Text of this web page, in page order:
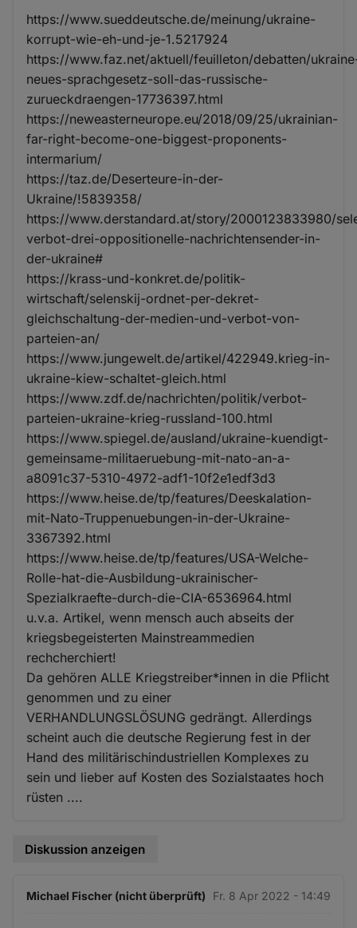
https://www.sueddeutsche.de/meinung/ukraine-
korrupt-wie-eh-und-je-1.5217924
https://www.faz.net/aktuell/feuilleton/debatten/
neues-sprachgesetz-soll-das-russische-
zurueckdraengen-17736397.html
https://neweasterneurope.eu/2018/09/25/ukrainian-
far-right-become-one-biggest-proponents-
intermarium/
https://taz.de/Deserteure-in-der-
Ukraine/!5839358/
https://www.derstandard.at/story/2000123833980/
verbot-drei-oppositionelle-nachrichtensender-in-
der-ukraine#
https://krass-und-konkret.de/politik-
wirtschaft/selenskij-ordnet-per-dekret-
gleichschaltung-der-medien-und-verbot-von-
parteien-an/
https://www.jungewelt.de/artikel/422949.krieg-in-
ukraine-kiew-schaltet-gleich.html
https://www.zdf.de/nachrichten/politik/verbot-
parteien-ukraine-krieg-russland-100.html
https://www.spiegel.de/ausland/ukraine-kuendigt-
gemeinsame-militaeruebung-mit-nato-an-a-
a8091c37-5310-4972-adf1-10f2e1edf3d3
https://www.heise.de/tp/features/Deeskalation-
mit-Nato-Truppenuebungen-in-der-Ukraine-
3367392.html
https://www.heise.de/tp/features/USA-Welche-
Rolle-hat-die-Ausbildung-ukrainischer-
Spezialkraefte-durch-die-CIA-6536964.html
u.v.a. Artikel, wenn mensch auch abseits der
kriegsbegeisterten Mainstreammedien
rechcherchiert!
Da gehören ALLE Kriegstreiber*innen in die Pflicht
genommen und zu einer
VERHANDLUNGSLÖSUNG gedrängt. Allerdings
scheint auch die deutsche Regierung fest in der
Hand des militärischindustriellen Komplexes zu
sein und lieber auf Kosten des Sozialstaates hoch
rüsten ....
Diskussion anzeigen
Michael Fischer (nicht überprüft) Fr. 8 Apr 2022 - 14:49